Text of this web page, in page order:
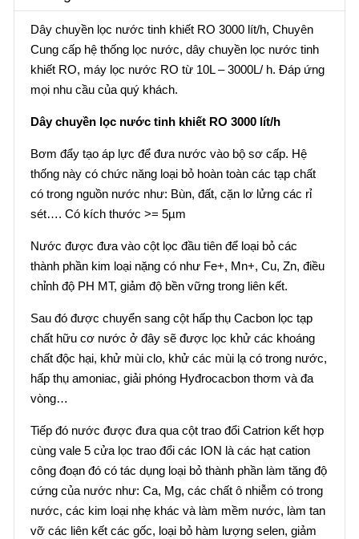
Dây chuyền lọc nước tinh khiết RO 3000 lít/h, Chuyên
Cung cấp hệ thống lọc nước, dây chuyền lọc nước tinh
khiết RO, máy lọc nước RO từ 10L – 3000L/ h. Đáp ứng
mọi nhu cầu của quý khách.
Dây chuyền lọc nước tinh khiết RO 3000 lít/h
Bơm đẩy tạo áp lực để đưa nước vào bộ sơ cấp. Hệ
thống này có chức năng loại bỏ hoàn toàn các tạp chất
có trong nguồn nước như: Bùn, đất, cặn lơ lửng các rỉ
sét…. Có kích thước >= 5µm
Nước được đưa vào cột lọc đầu tiên để loại bỏ các
thành phần kim loại nặng có như Fe+, Mn+, Cu, Zn, điều
chỉnh độ PH MT, giảm độ bền vững trong liên kết.
Sau đó được chuyển sang cột hấp thụ Cacbon lọc tạp
chất hữu cơ nước ở đây sẽ được lọc khử các khoáng
chất độc hại, khử mùi clo, khử các mùi lạ có trong nước,
hấp thụ amoniac, giải phóng Hyđrocacbon thơm và đa
vòng…
Tiếp đó nước được đưa qua cột trao đổi Catrion kết hợp
cùng vale 5 cửa lọc trao đổi các ION là các hạt cation
công đoạn đó có tác dụng loại bỏ thành phần làm tăng độ
cứng của nước như: Ca, Mg, các chất ô nhiễm có trong
nước, các kim loại nhẹ khác và làm mềm nước, làm tan
vỡ các liên kết các gốc, loại bỏ hàm lượng selen, giảm